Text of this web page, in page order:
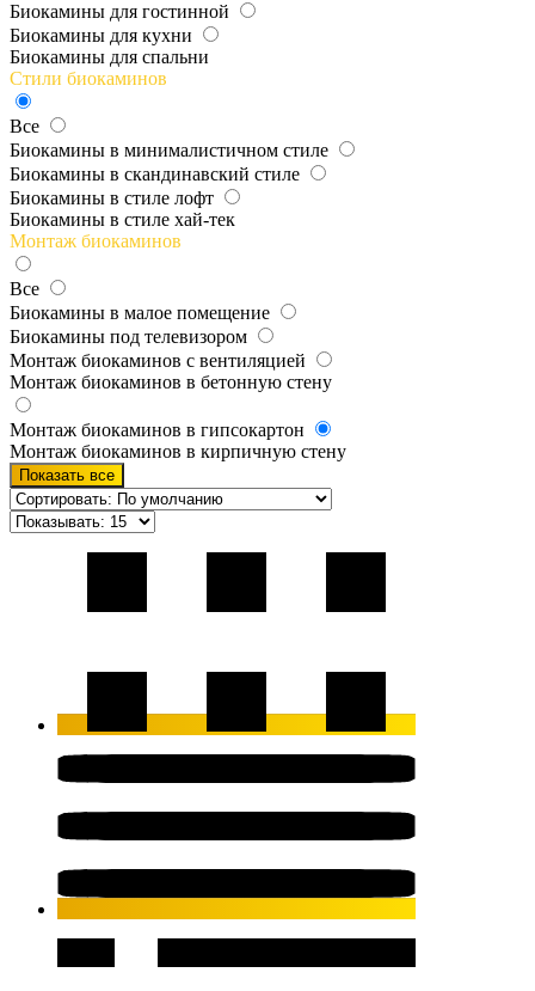
Биокамины для гостинной
Биокамины для кухни
Биокамины для спальни
Стили биокаминов
Все
Биокамины в минималистичном стиле
Биокамины в скандинавский стиле
Биокамины в стиле лофт
Биокамины в стиле хай-тек
Монтаж биокаминов
Все
Биокамины в малое помещение
Биокамины под телевизором
Монтаж биокаминов с вентиляцией
Монтаж биокаминов в бетонную стену
Монтаж биокаминов в гипсокартон
Монтаж биокаминов в кирпичную стену
Показать все